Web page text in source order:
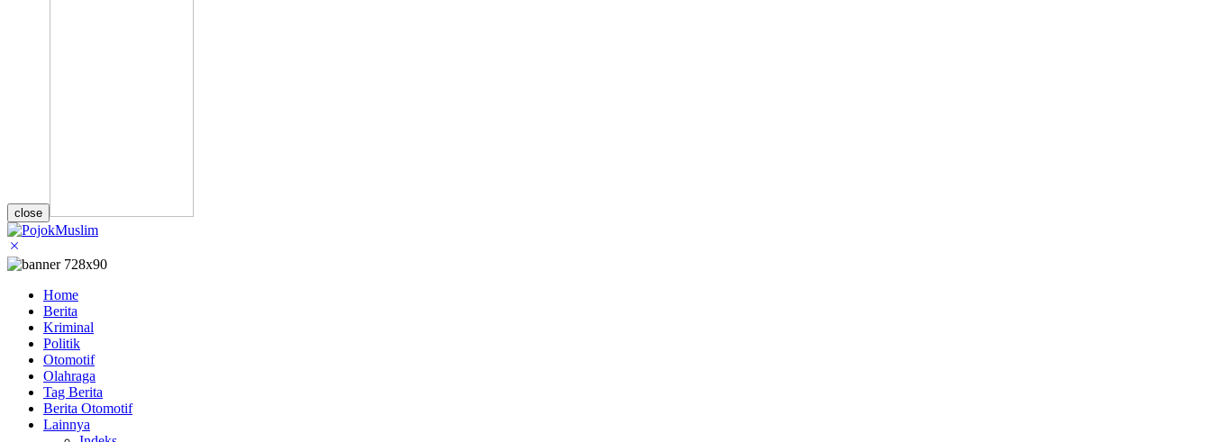
close
Home
Berita
Kriminal
Politik
Otomotif
Olahraga
Tag Berita
Berita Otomotif
Lainnya